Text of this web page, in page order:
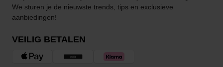
We sturen je de nieuwste trends, tips en exclusieve
aanbiedingen!
VEILIG BETALEN